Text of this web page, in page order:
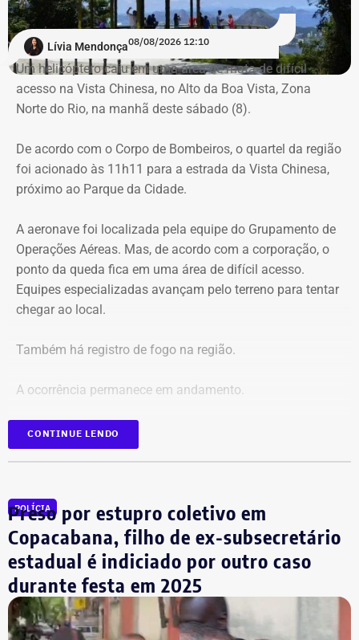
Lívia Mendonça08/08/2026 12:10
Um helicóptero caiu em uma área de mata de difícil
acesso na Vista Chinesa, no Alto da Boa Vista, Zona
Norte do Rio, na manhã deste sábado (8).
De acordo com o Corpo de Bombeiros, o quartel da região
foi acionado às 11h11 para a estrada da Vista Chinesa,
próximo ao Parque da Cidade.
A aeronave foi localizada pela equipe do Grupamento de
Operações Aéreas. Mas, de acordo com a corporação, o
ponto da queda fica em uma área de difícil acesso.
Equipes especializadas avançam pelo terreno para tentar
chegar ao local.
Também há registro de fogo na região.
A ocorrência permanece em andamento.
*Em atualização
CONTINUE LENDO
POLÍCIA
Preso por estupro coletivo em
Copacabana, filho de ex-subsecretário
estadual é indiciado por outro caso
durante festa em 2025